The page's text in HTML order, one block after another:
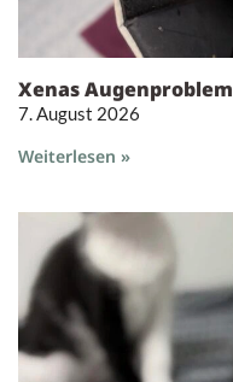
Xenas Augenproblem
7. August 2026
Weiterlesen »